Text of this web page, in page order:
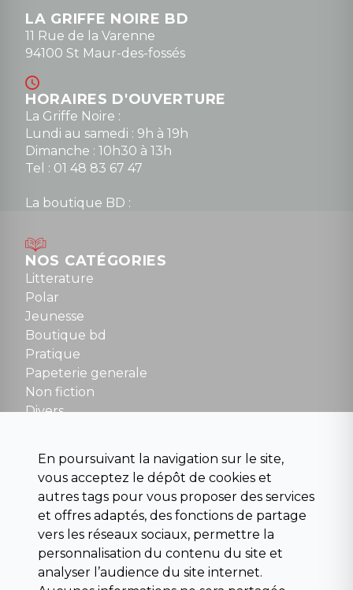
LA GRIFFE NOIRE BD
11 Rue de la Varenne
94100 St Maur-des-fossés
HORAIRES D'OUVERTURE
La Griffe Noire :
Lundi au samedi : 9h à 19h
Dimanche : 10h30 à 13h
Tel : 01 48 83 67 47
La boutique BD :
Mardi au samedi : 10h à 13h / 14h à 19h
Dimanche : 10h30 à 12h30
Tel : 01 48 89 13 88
Fermé le dimanche en Juillet et Août
NOUS CONTACTER
contact@la-griffe-noire.com
NOS CATÉGORIES
Litterature
Polar
Jeunesse
Boutique bd
Pratique
Papeterie generale
Non fiction
Divers
Para scolaire
Histoire
Pochoteque
Pleiade
En poursuivant la navigation sur le site,
vous acceptez le dépôt de cookies et
autres tags pour vous proposer des services
et offres adaptés, des fonctions de partage
vers les réseaux sociaux, permettre la
personnalisation du contenu du site et
analyser l’audience du site internet.